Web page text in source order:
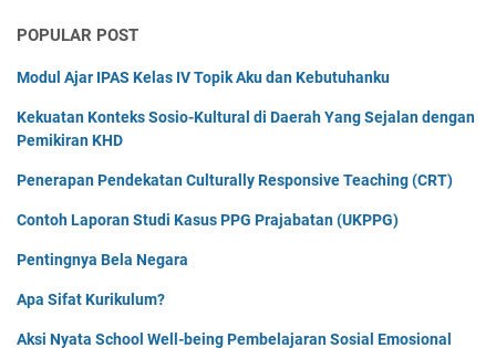
POPULAR POST
Modul Ajar IPAS Kelas IV Topik Aku dan Kebutuhanku
Kekuatan Konteks Sosio-Kultural di Daerah Yang Sejalan dengan
Pemikiran KHD
Penerapan Pendekatan Culturally Responsive Teaching (CRT)
Contoh Laporan Studi Kasus PPG Prajabatan (UKPPG)
Pentingnya Bela Negara
Apa Sifat Kurikulum?
Aksi Nyata School Well-being Pembelajaran Sosial Emosional